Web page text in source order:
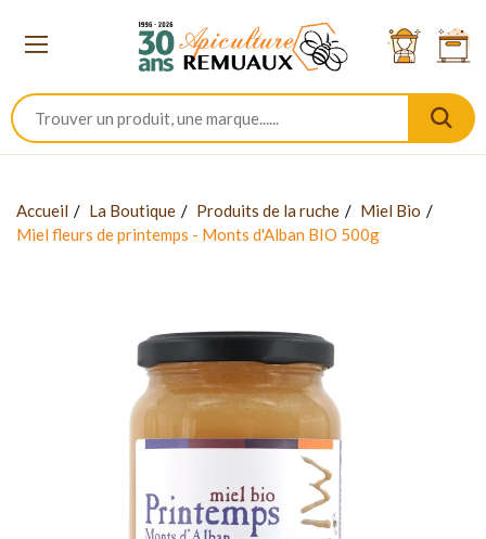
Accueil La Boutique Produits de la ruche
Miel Bio
Miel fleurs de printemps - Monts d'Alban BIO 500g